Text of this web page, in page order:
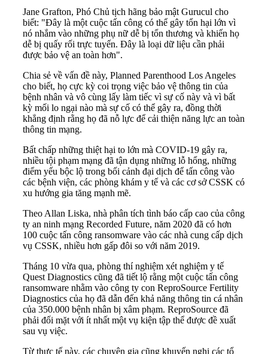
Jane Grafton, Phó Chủ tịch hãng bảo mật Gurucul cho
biết: "Đây là một cuộc tấn công có thể gây tổn hại lớn vì
nó nhắm vào những phụ nữ dễ bị tổn thương và khiến họ
dễ bị quấy rối trực tuyến. Đây là loại dữ liệu cần phải
được bảo vệ an toàn hơn".
Chia sẻ về vấn đề này, Planned Parenthood Los Angeles
cho biết, họ cực kỳ coi trọng việc bảo vệ thông tin của
bệnh nhân và vô cùng lấy làm tiếc vì sự cố này và vì bất
kỳ mối lo ngại nào mà sự cố có thể gây ra, đồng thời
khẳng định rằng họ đã nỗ lực để cải thiện năng lực an toàn
thông tin mạng.
Bất chấp những thiệt hại to lớn mà COVID-19 gây ra,
nhiều tội phạm mạng đã tận dụng những lỗ hổng, những
điểm yếu bộc lộ trong bối cảnh đại dịch để tấn công vào
các bệnh viện, các phòng khám y tế và các cơ sở CSSK có
xu hướng gia tăng mạnh mẽ.
Theo Allan Liska, nhà phân tích tình báo cấp cao của công
ty an ninh mạng Recorded Future, năm 2020 đã có hơn
100 cuộc tấn công ransomware vào các nhà cung cấp dịch
vụ CSSK, nhiều hơn gấp đôi so với năm 2019.
Tháng 10 vừa qua, phòng thí nghiệm xét nghiệm y tế
Quest Diagnostics cũng đã tiết lộ rằng một cuộc tấn công
ransomware nhằm vào công ty con ReproSource Fertility
Diagnostics của họ đã dẫn đến khả năng thông tin cá nhân
của 350.000 bệnh nhân bị xâm phạm. ReproSource đã
phải đối mặt với ít nhất một vụ kiện tập thể được đề xuất
sau vụ việc.
Từ thực tế này, các chuyên gia cũng khuyến nghị các tổ